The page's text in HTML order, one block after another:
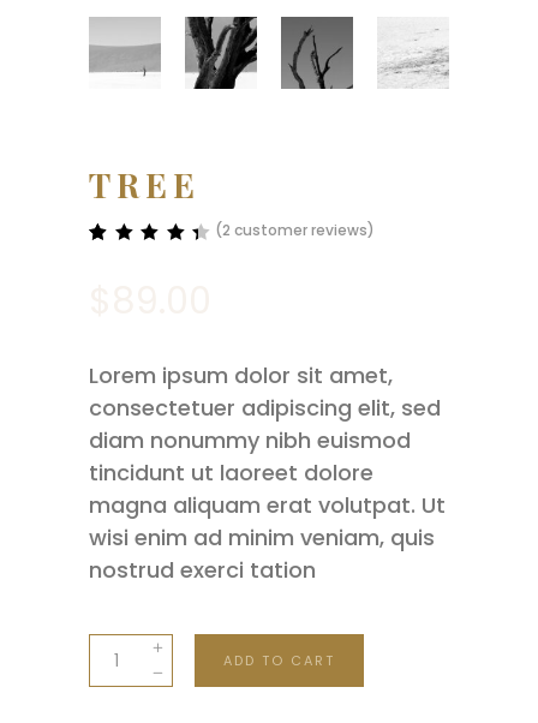
TREE
ratings
(2 customer reviews)
Lorem ipsum dolor sit amet,
consectetuer adipiscing elit, sed
diam nonummy nibh euismod
tincidunt ut laoreet dolore
magna aliquam erat volutpat. Ut
wisi enim ad minim veniam, quis
nostrud exerci tation
Tree
quantity
ADD TO CART